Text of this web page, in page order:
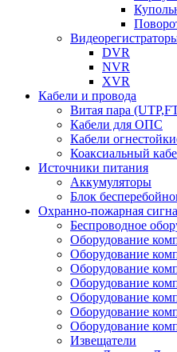
DVR
NVR
XVR
Кабели и провода
Витая пара
Кабели для ОПС
Кабели
Коаксиальный
Источники питания
Аккумуляторы
Блок
Охранно-пожарная
Беспроводное
Оборудование
Оборудование
Оборудование
Оборудование
Оборудование
Оборудование
Оборудование
Извещатели